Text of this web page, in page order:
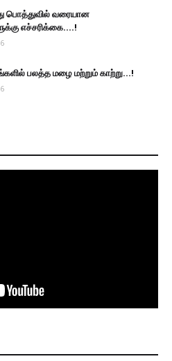
பொத்துவில் வரையான
எச்சரிக்கை....!
பலத்த மழை மற்றும் காற்று...!